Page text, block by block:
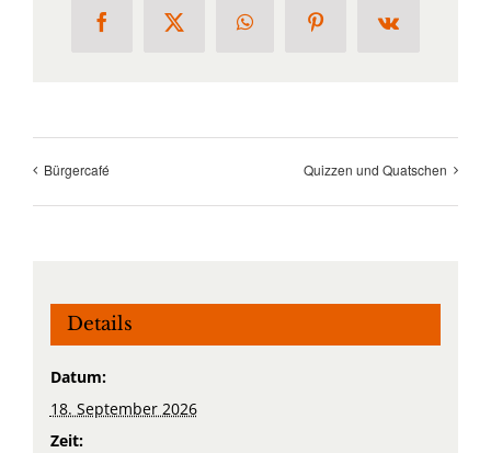
FacebookX WhatsAppPinterestVk
Bürgercafé Quizzen und Quatschen
Details
Datum:
18. September 2026
Zeit: